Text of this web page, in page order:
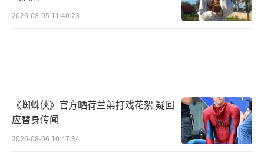
2026-08-05 11:40:23
《蜘蛛侠》官方晒荷兰弟打戏花絮 疑回
应替身传闻
2026-08-06 10:47:34